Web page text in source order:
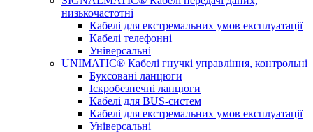
низькочастотні
Кабелі для екстремальних умов експлуатації
Кабелі телефонні
Універсальні
UNIMATIC® Кабелі гнучкі управління, контрольні
Буксовані ланцюги
Іскробезпечні ланцюги
Кабелі для BUS-систем
Кабелі для екстремальних умов експлуатації
Універсальні